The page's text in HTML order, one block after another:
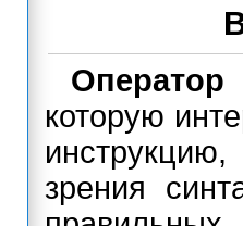
которую
зрения